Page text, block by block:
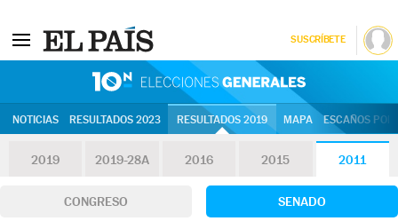
SUSCRÍBETE
NOTICIAS RESULTADOS 2023 RESULTADOS 2019 MAPA ESCAÑOS
2019 2019-28A 2016 2015 2011
CONGRESO SENADO